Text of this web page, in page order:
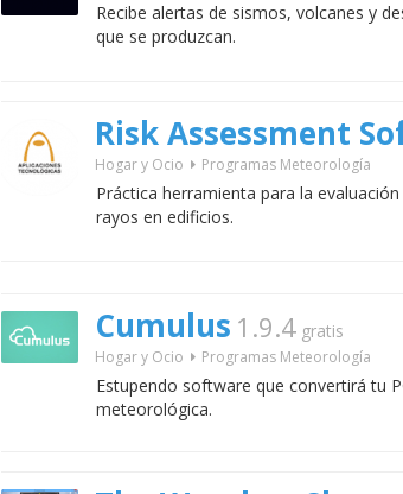
Recibe alertas de sismos, volcanes y
que se produzcan.
Risk Assessment
Hogar y Ocio Programas Meteorología
Práctica herramienta para la
rayos en edificios.
Cumulus 1.9.4 gratis
Hogar y Ocio Programas Meteorología
Estupendo software que convertirá tu
meteorológica.